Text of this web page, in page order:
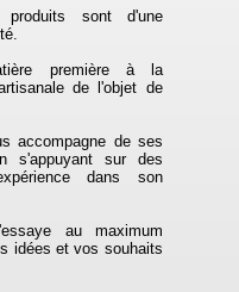
sont d'une
première à la
de l'objet de
accompagne de ses
s'appuyant sur des
dans son
au maximum
idées et vos souhaits